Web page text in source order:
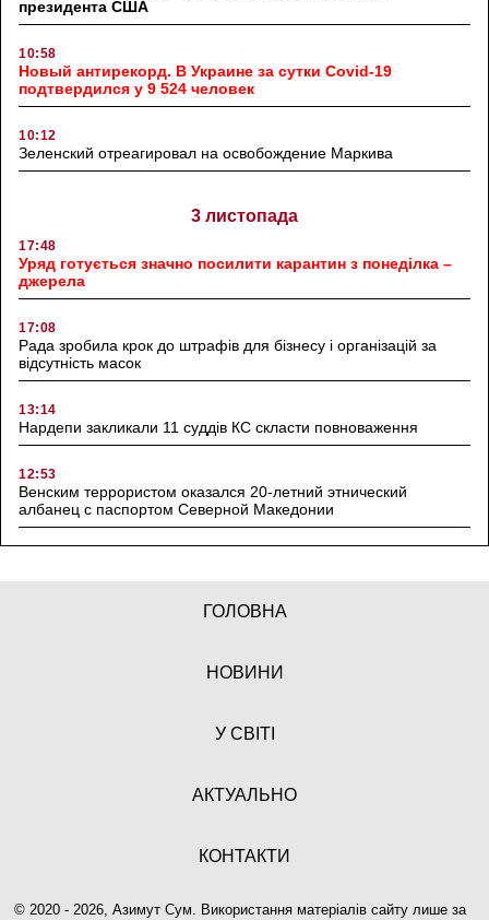
президента США
10:58
Новый антирекорд. В Украине за сутки Covid-19
подтвердился у 9 524 человек
10:12
Зеленский отреагировал на освобождение Маркива
3 листопада
17:48
Уряд готується значно посилити карантин з понеділка –
джерела
17:08
Рада зробила крок до штрафів для бізнесу і організацій за
відсутність масок
13:14
Нардепи закликали 11 суддів КС скласти повноваження
12:53
Венским террористом оказался 20-летний этнический
албанец с паспортом Северной Македонии
ГОЛОВНА
НОВИНИ
У СВІТІ
АКТУАЛЬНО
КОНТАКТИ
© 2020 - 2026, Азимут Сум. Використання матеріалів сайту лише за